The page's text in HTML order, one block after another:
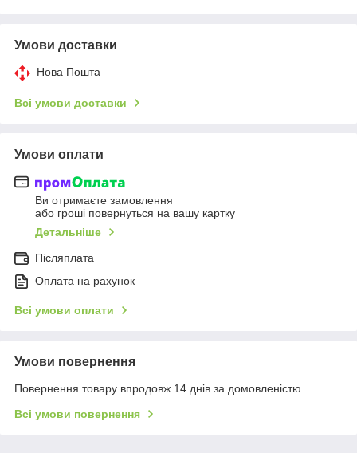
Умови доставки
Нова Пошта
Всі умови доставки
Умови оплати
Ви отримаєте замовлення
або гроші повернуться на вашу картку
Детальніше
Післяплата
Оплата на рахунок
Всі умови оплати
Умови повернення
Повернення товару впродовж 14 днів за домовленістю
Всі умови повернення